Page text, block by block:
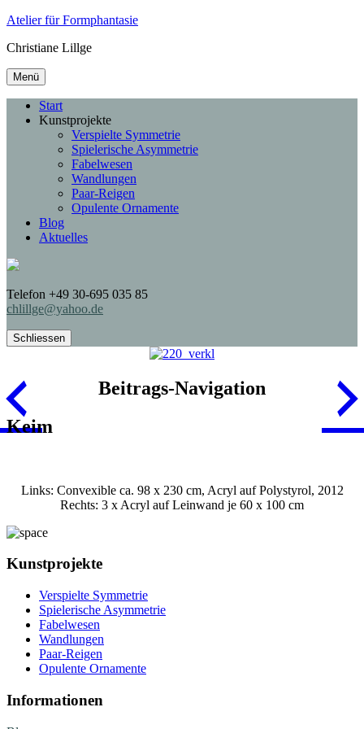
Atelier für Formphantasie
Christiane Lillge
Menü
Start
Kunstprojekte
Verspielte Symmetrie
Spielerische Asymmetrie
Fabelwesen
Wandlungen
Paar-Reigen
Opulente Ornamente
Blog
Aktuelles
Telefon +49 30-695 035 85
chlillge@yahoo.de
Schliessen
Beitrags-Navigation
Keim
Links: Convexible ca. 98 x 230 cm, Acryl auf Polystyrol, 2012
Rechts: 3 x Acryl auf Leinwand je 60 x 100 cm
Kunstprojekte
Verspielte Symmetrie
Spielerische Asymmetrie
Fabelwesen
Wandlungen
Paar-Reigen
Opulente Ornamente
Informationen